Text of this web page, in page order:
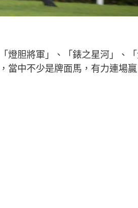
燈胆將軍」、「錶之星河」、
當中不少是牌面馬，有力連場贏